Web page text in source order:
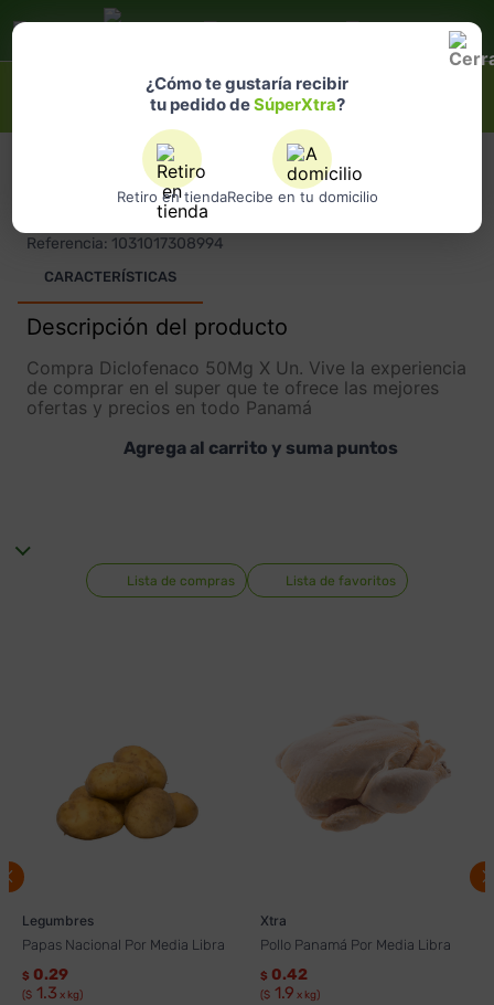
¿Cómo te gustaría recibir
tu pedido deSúperXtra?
Retiro en tiendaRecibe en tu domicilio
¿Qué estás buscando?
DICLOFENACO 50MG X UN
Referencia: 1031017308994
CARACTERÍSTICAS
Descripción del producto
Compra Diclofenaco 50Mg X Un. Vive la experiencia
de comprar en el super que te ofrece las mejores
ofertas y precios en todo Panamá
Agrega al carrito y suma puntos
Lista de compras Lista de favoritos
Legumbres
Papas Nacional Por Media Libra
$ 0.29
($ 1.3 x kg)
Xtra
Pollo Panamá Por Media Libra
$ 0.42
($ 1.9 x kg)